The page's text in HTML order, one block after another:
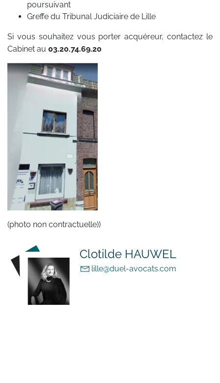
poursuivant
Greffe du Tribunal Judiciaire de Lille
Si vous souhaitez vous porter acquéreur, contactez le
Cabinet au 03.20.74.69.20
(photo non contractuelle))
Clotilde HAUWEL
lille@duel-avocats.com